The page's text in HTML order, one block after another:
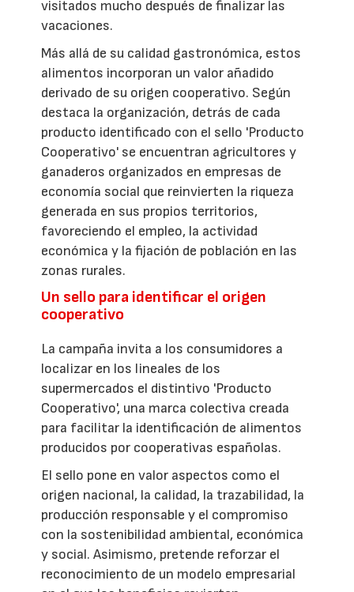
visitados mucho después de finalizar las
vacaciones.
Más allá de su calidad gastronómica, estos
alimentos incorporan un valor añadido
derivado de su origen cooperativo. Según
destaca la organización, detrás de cada
producto identificado con el sello 'Producto
Cooperativo' se encuentran agricultores y
ganaderos organizados en empresas de
economía social que reinvierten la riqueza
generada en sus propios territorios,
favoreciendo el empleo, la actividad
económica y la fijación de población en las
zonas rurales.
Un sello para identificar el origen
cooperativo
La campaña invita a los consumidores a
localizar en los lineales de los
supermercados el distintivo 'Producto
Cooperativo', una marca colectiva creada
para facilitar la identificación de alimentos
producidos por cooperativas españolas.
El sello pone en valor aspectos como el
origen nacional, la calidad, la trazabilidad, la
producción responsable y el compromiso
con la sostenibilidad ambiental, económica
y social. Asimismo, pretende reforzar el
reconocimiento de un modelo empresarial